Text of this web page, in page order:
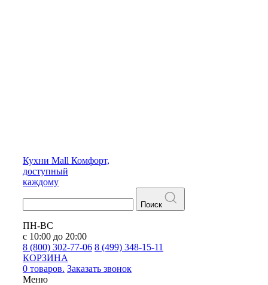
Кухни Mall Комфорт,
доступный
каждому
Поиск
ПН-ВС
с 10:00 до 20:00
8 (800) 302-77-06 8 (499) 348-15-11
КОРЗИНА
0 товаров. Заказать звонок
Меню